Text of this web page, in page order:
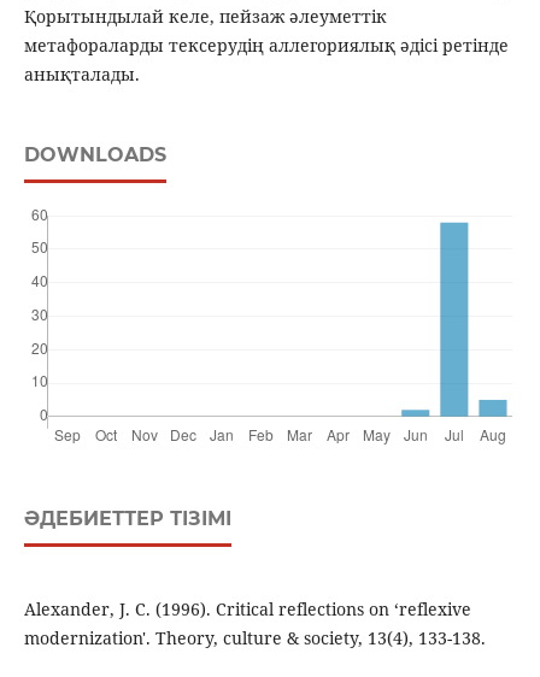
Қорытындылай келе, пейзаж әлеуметтік
метафораларды тексерудің аллегориялық әдісі ретінде
анықталады.
DOWNLOADS
ӘДЕБИЕТТЕР ТІЗІМІ
Alexander, J. C. (1996). Critical reflections on ‘reflexive
modernization'. Theory, culture & society, 13(4), 133-138.